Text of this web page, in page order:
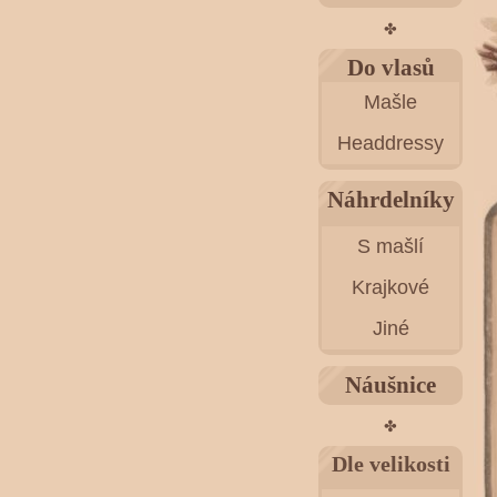
✤
Do vlasů
Mašle
Headdressy
Náhrdelníky
S mašlí
Krajkové
Jiné
Náušnice
✤
Dle velikosti